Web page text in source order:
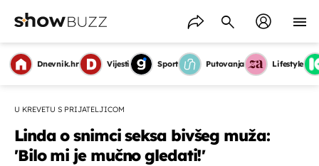
Dnevnik.hr Vijesti Sport Putovanja Lifestyle
U KREVETU S PRIJATELJICOM
Linda o snimci seksa bivšeg muža:
'Bilo mi je mučno gledati!'